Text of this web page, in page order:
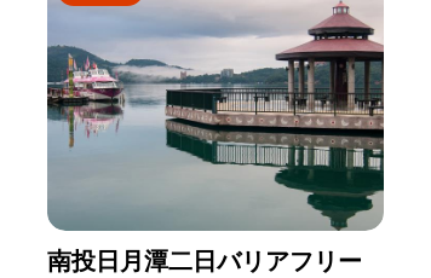
南投日月潭二日バリアフリー